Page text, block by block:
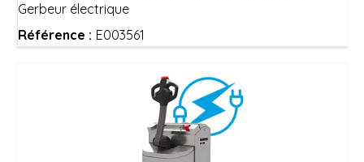
Gerbeur électrique
Référence : E003561